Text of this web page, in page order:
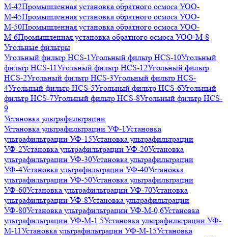
М-42Промышленная установка обратного осмоса УОО-
М-45Промышленная установка обратного осмоса УОО-
М-50Промышленная установка обратного осмоса УОО-
М-6Промышленная установка обратного осмоса УОО-М-8
Угольные фильтры
Угольный фильтр HСS-1Угольный фильтр HСS-10Угольный
фильтр HСS-11Угольный фильтр HСS-12Угольный фильтр
HСS-2Угольный фильтр HСS-3Угольный фильтр HСS-
4Угольный фильтр HСS-5Угольный фильтр HСS-6Угольный
фильтр HСS-7Угольный фильтр HСS-8Угольный фильтр HСS-
9
Установка ультрафильтрации
Установка ультрафильтрации УФ-1Установка
ультрафильтрации УФ-15Установка ультрафильтрации
УФ-2Установка ультрафильтрации УФ-20Установка
ультрафильтрации УФ-30Установка ультрафильтрации
УФ-4Установка ультрафильтрации УФ-40Установка
ультрафильтрации УФ-50Установка ультрафильтрации
УФ-60Установка ультрафильтрации УФ-70Установка
ультрафильтрации УФ-8Установка ультрафильтрации
УФ-80Установка ультрафильтрации УФ-М-0,6Установка
ультрафильтрации УФ-М-1,5Установка ультрафильтрации УФ-
М-11Установка ультрафильтрации УФ-М-15Установка